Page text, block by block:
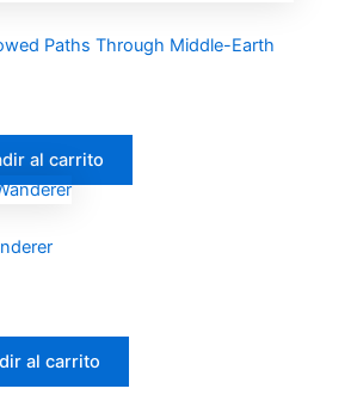
Paths Through Middle​-​Earth
al carrito
al carrito